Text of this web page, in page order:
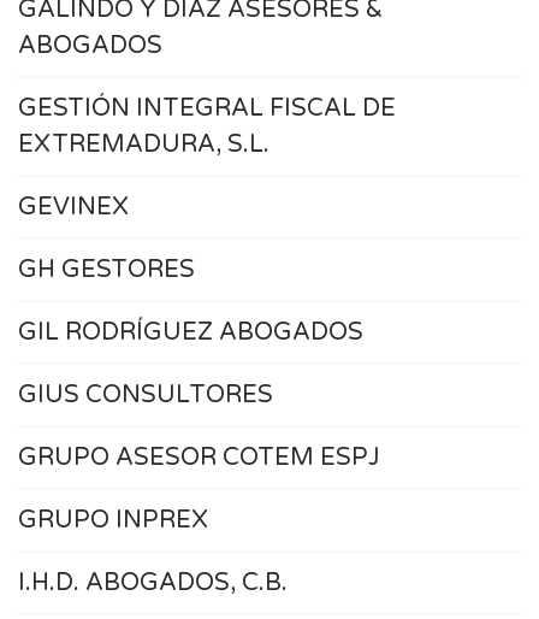
GALINDO Y DÍAZ ASESORES &
ABOGADOS
GESTIÓN INTEGRAL FISCAL DE
EXTREMADURA, S.L.
GEVINEX
GH GESTORES
GIL RODRÍGUEZ ABOGADOS
GIUS CONSULTORES
GRUPO ASESOR COTEM ESPJ
GRUPO INPREX
I.H.D. ABOGADOS, C.B.